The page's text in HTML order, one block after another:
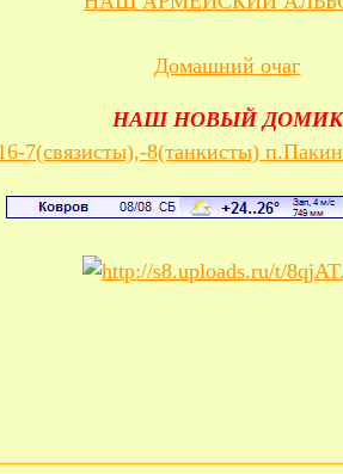
Домашний очаг
НАШ НОВЫЙ ДОМИК
7(связисты),-8(танкисты)